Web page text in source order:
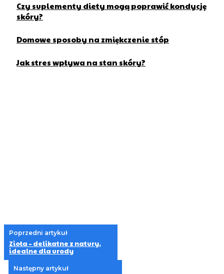
Czy suplementy diety mogą poprawić kondycję
skóry?
Domowe sposoby na zmiękczenie stóp
Jak stres wpływa na stan skóry?
Poprzedni artykuł
Zioła – delikatne z natury,
idealne dla urody
Następny artykuł